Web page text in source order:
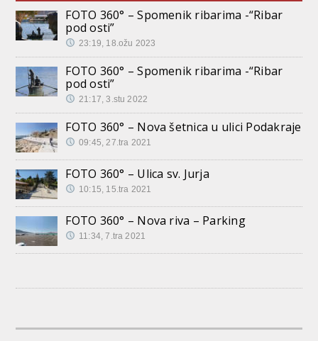
FOTO 360° – Spomenik ribarima -“Ribar
pod osti”
23:19, 18.ožu 2023
FOTO 360° – Spomenik ribarima -“Ribar
pod osti”
21:17, 3.stu 2022
FOTO 360° – Nova šetnica u ulici Podakraje
09:45, 27.tra 2021
FOTO 360° – Ulica sv. Jurja
10:15, 15.tra 2021
FOTO 360° – Nova riva – Parking
11:34, 7.tra 2021